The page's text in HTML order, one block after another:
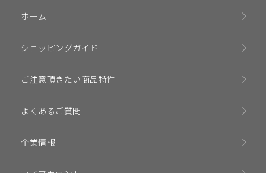
ホーム
ショッピングガイド
ご注意頂きたい商品特性
よくあるご質問
企業情報